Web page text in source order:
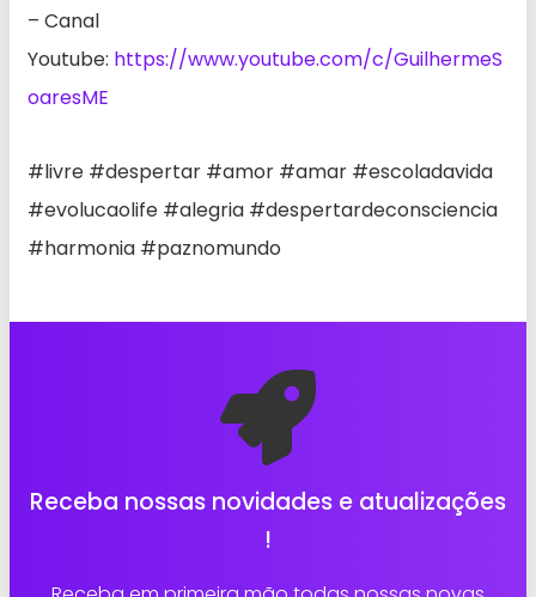
– Canal
Youtube: https://www.youtube.com/c/GuilhermeS
oaresME
#livre #despertar #amor #amar #escoladavida
#evolucaolife #alegria #despertardeconsciencia
#harmonia #paznomundo
Receba nossas novidades e atualizações
!